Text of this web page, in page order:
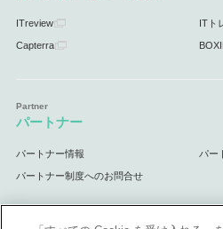
ITreview ITト
Capterra BOXIL
パートナー
パートナー情報 パー
パートナー制度へのお問合せ